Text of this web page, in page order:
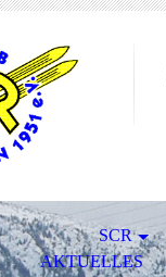
SCR
AKTUELLES